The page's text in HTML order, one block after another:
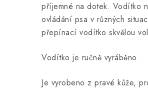
příjemné na dotek. Vodítko
ovládání psa v různých
přepínací vodítko skvělou
Vodítko je ručně vyráběno.
Je vyrobeno z pravé kůže,